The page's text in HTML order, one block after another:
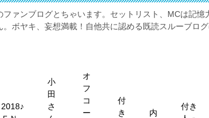
ファンブログとちゃいます。セットリスト、MCは記憶
。ボヤキ、妄想満載！自他共に認める既読スルーブロ
2018♪
小
田
さ
オ
フ
コ
ー
付
き
内
付き